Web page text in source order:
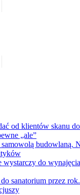
od klientów skanu
„ale”
samowolą budowlaną.
wystarczy do
sanatorium przez